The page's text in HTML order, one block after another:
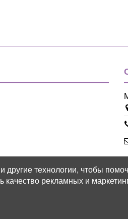
другие технологии, чтобы
качество рекламных и